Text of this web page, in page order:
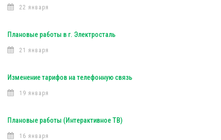
22 января
Плановые работы в г. Электросталь
21 января
Изменение тарифов на телефонную связь
19 января
Плановые работы (Интерактивное ТВ)
16 января